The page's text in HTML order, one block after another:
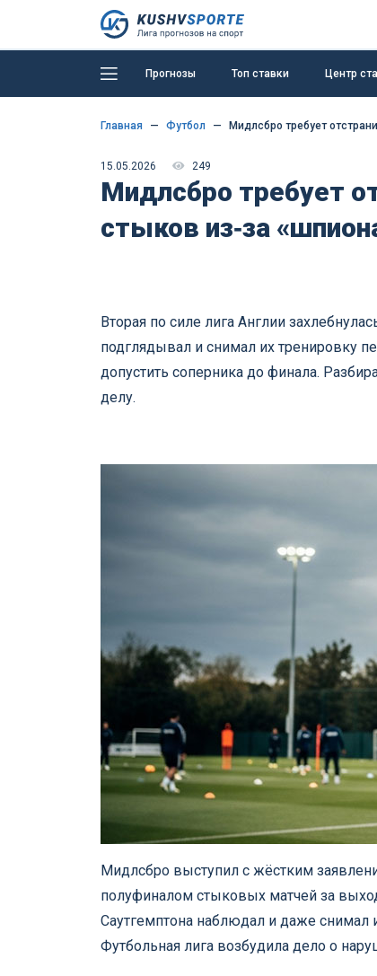
Прогнозы Топ ставки Центр
Главная Футбол Мидлсбро требует
15.05.2026 249
Мидлсбро требует
стыков из‑за
Вторая по силе лига Англии
подглядывал и снимал их тренировку
допустить соперника до финала.
делу.
Мидлсбро выступил с жёстким
полуфиналом стыковых матчей за
Саутгемптона наблюдал и даже снимал
Футбольная лига возбудила дело о